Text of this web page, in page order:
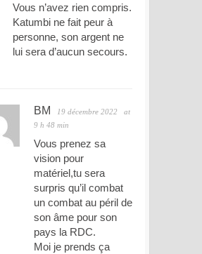
Vous n’avez rien compris.
Katumbi ne fait peur à
personne, son argent ne
lui sera d’aucun secours.
BM 19 décembre 2022
at
9 h 48 min
Vous prenez sa
vision pour
matériel,tu sera
surpris qu’il combat
un combat au péril de
son âme pour son
pays la RDC.
Moi je prends ça